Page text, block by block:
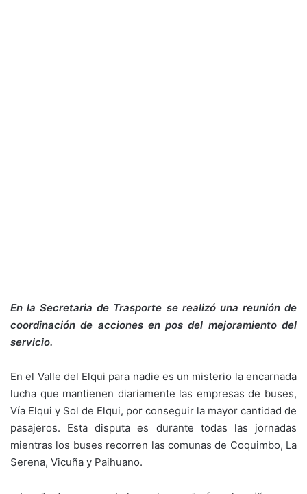
En la Secretaria de Trasporte se realizó una reunión de
coordinación de acciones en pos del mejoramiento del
servicio.
En el Valle del Elqui para nadie es un misterio la encarnada
lucha que mantienen diariamente las empresas de buses,
Vía Elqui y Sol de Elqui, por conseguir la mayor cantidad de
pasajeros. Esta disputa es durante todas las jornadas
mientras los buses recorren las comunas de Coquimbo, La
Serena, Vicuña y Paihuano.